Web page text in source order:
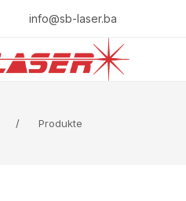
info@sb-laser.ba
Produkte